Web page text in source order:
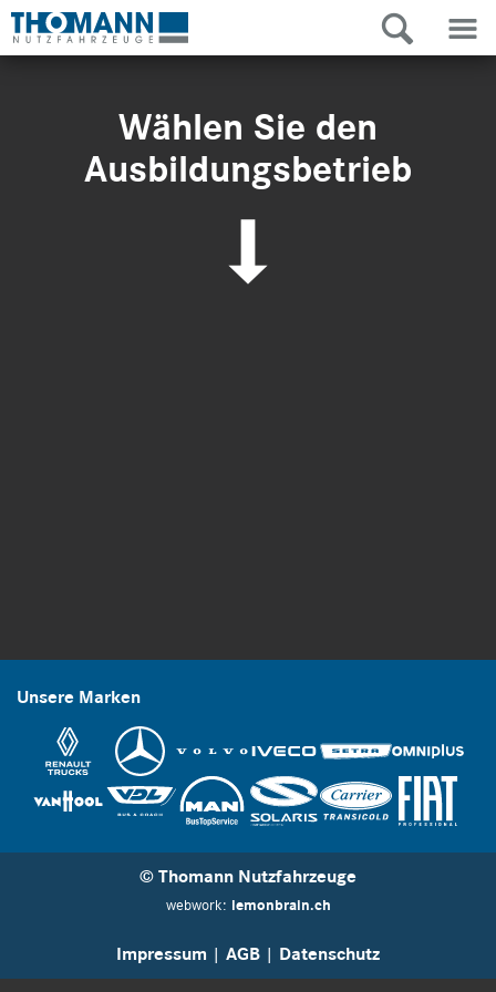
Wählen Sie den
Ausbildungsbetrieb
Unsere Marken
© Thomann Nutzfahrzeuge
webwork: lemonbrain.ch
Impressum | AGB | Datenschutz